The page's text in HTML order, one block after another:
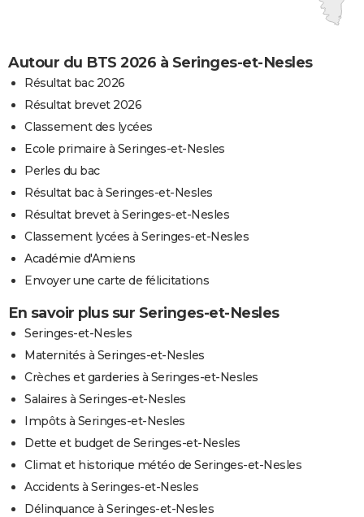
Autour du BTS 2026 à Seringes-et-Nesles
Résultat bac 2026
Résultat brevet 2026
Classement des lycées
Ecole primaire à Seringes-et-Nesles
Perles du bac
Résultat bac à Seringes-et-Nesles
Résultat brevet à Seringes-et-Nesles
Classement lycées à Seringes-et-Nesles
Académie d'Amiens
Envoyer une carte de félicitations
En savoir plus sur Seringes-et-Nesles
Seringes-et-Nesles
Maternités à Seringes-et-Nesles
Crèches et garderies à Seringes-et-Nesles
Salaires à Seringes-et-Nesles
Impôts à Seringes-et-Nesles
Dette et budget de Seringes-et-Nesles
Climat et historique météo de Seringes-et-Nesles
Accidents à Seringes-et-Nesles
Délinquance à Seringes-et-Nesles